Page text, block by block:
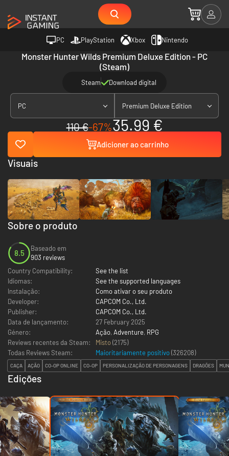
PC PlayStation Xbox Nintendo
Monster Hunter Wilds Premium Deluxe Edition - PC
(Steam)
Steam Download digital
PC Premium Deluxe Edition
110 €-67%35.99 €
Adicioner ao carrinho
Sobre o produto
8.5
Baseado em
903 reviews
Country Compatibility:
See the list
Idiomas:
See the supported languages
Instalação:
Como ativar o seu produto
Developer:
CAPCOM Co., Ltd.
Publisher:
CAPCOM Co., Ltd.
Data de lançamento:
27 February 2025
Género:
Ação, Adventure, RPG
Reviews recentes da Steam:
Misto(2175)
Todas Reviews Steam:
Maioritariamente positivo(326208)
CAÇA AÇÃO CO-OP ONLINE CO-OP PERSONALIZAÇÃO DE PERSONAGENS DRAGÕES
Edições
Visuais